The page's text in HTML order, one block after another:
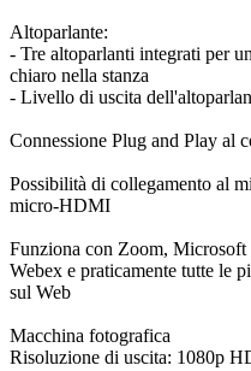
Altoparlante:
- Tre altoparlanti integrati per
chiaro nella stanza
- Livello di uscita
Connessione Plug and Play al
Possibilità di collegamento al
micro-HDMI
Funziona con Zoom, Microsoft
Webex e praticamente tutte le
sul Web
Macchina fotografica
Risoluzione di uscita: 1080p